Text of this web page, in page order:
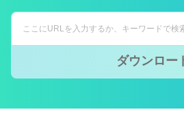
ダウンロー